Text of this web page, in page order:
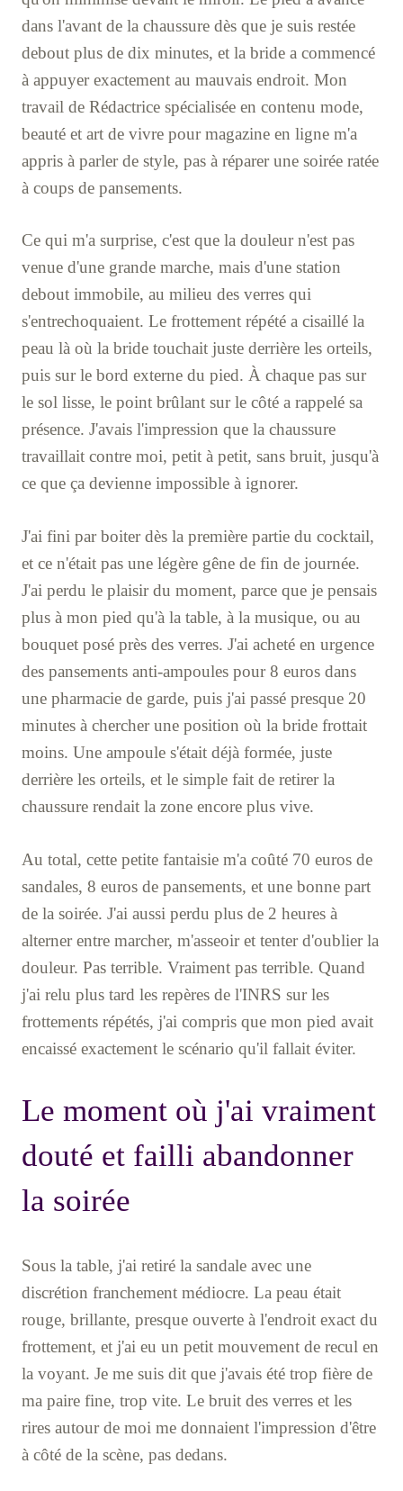
dans l'avant de la chaussure dès que je suis restée
debout plus de dix minutes, et la bride a commencé
à appuyer exactement au mauvais endroit. Mon
travail de Rédactrice spécialisée en contenu mode,
beauté et art de vivre pour magazine en ligne m'a
appris à parler de style, pas à réparer une soirée ratée
à coups de pansements.
Ce qui m'a surprise, c'est que la douleur n'est pas
venue d'une grande marche, mais d'une station
debout immobile, au milieu des verres qui
s'entrechoquaient. Le frottement répété a cisaillé la
peau là où la bride touchait juste derrière les orteils,
puis sur le bord externe du pied. À chaque pas sur
le sol lisse, le point brûlant sur le côté a rappelé sa
présence. J'avais l'impression que la chaussure
travaillait contre moi, petit à petit, sans bruit, jusqu'à
ce que ça devienne impossible à ignorer.
J'ai fini par boiter dès la première partie du cocktail,
et ce n'était pas une légère gêne de fin de journée.
J'ai perdu le plaisir du moment, parce que je pensais
plus à mon pied qu'à la table, à la musique, ou au
bouquet posé près des verres. J'ai acheté en urgence
des pansements anti-ampoules pour 8 euros dans
une pharmacie de garde, puis j'ai passé presque 20
minutes à chercher une position où la bride frottait
moins. Une ampoule s'était déjà formée, juste
derrière les orteils, et le simple fait de retirer la
chaussure rendait la zone encore plus vive.
Au total, cette petite fantaisie m'a coûté 70 euros de
sandales, 8 euros de pansements, et une bonne part
de la soirée. J'ai aussi perdu plus de 2 heures à
alterner entre marcher, m'asseoir et tenter d'oublier la
douleur. Pas terrible. Vraiment pas terrible. Quand
j'ai relu plus tard les repères de l'INRS sur les
frottements répétés, j'ai compris que mon pied avait
encaissé exactement le scénario qu'il fallait éviter.
Le moment où j'ai vraiment
douté et failli abandonner
la soirée
Sous la table, j'ai retiré la sandale avec une
discrétion franchement médiocre. La peau était
rouge, brillante, presque ouverte à l'endroit exact du
frottement, et j'ai eu un petit mouvement de recul en
la voyant. Je me suis dit que j'avais été trop fière de
ma paire fine, trop vite. Le bruit des verres et les
rires autour de moi me donnaient l'impression d'être
à côté de la scène, pas dedans.